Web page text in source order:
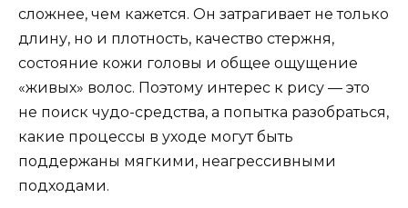
сложнее, чем кажется. Он затрагивает не только
длину, но и плотность, качество стержня,
состояние кожи головы и общее ощущение
«живых» волос. Поэтому интерес к рису — это
не поиск чудо-средства, а попытка разобраться,
какие процессы в уходе могут быть
поддержаны мягкими, неагрессивными
подходами.